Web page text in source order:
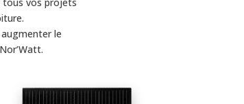
le